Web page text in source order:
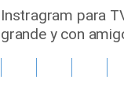
Instragram para
grande y con